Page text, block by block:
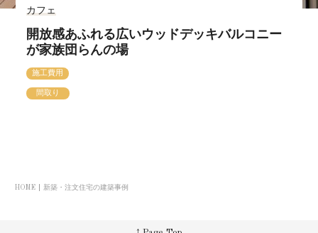
カフェ
開放感あふれる広いウッドデッキバルコニー
が家族団らんの場
施工費用
間取り
HOME 新築・注文住宅の建築事例